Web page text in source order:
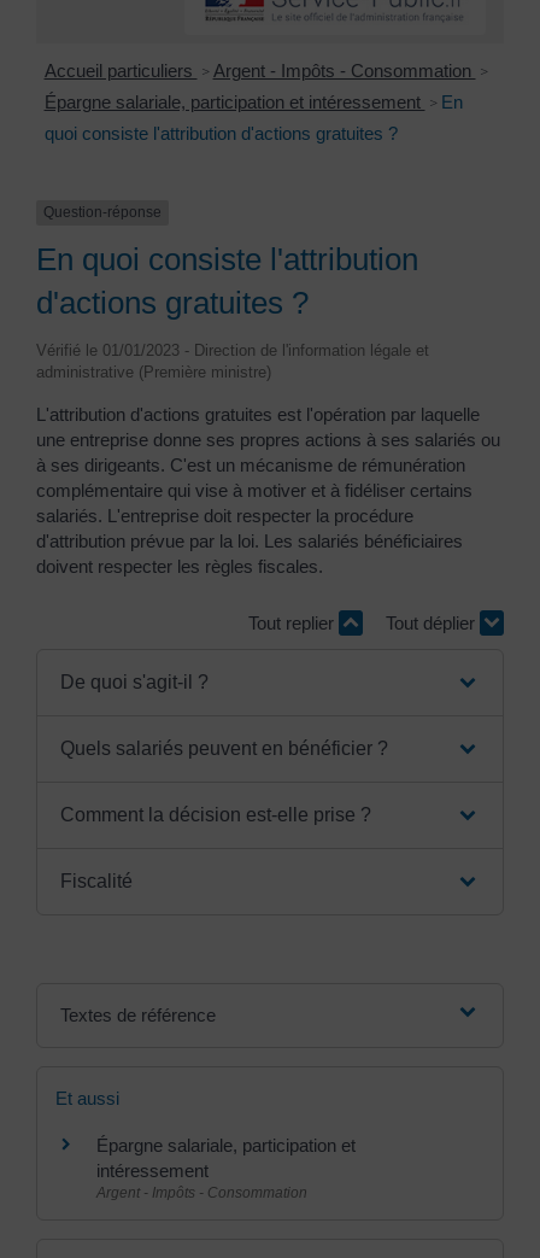
Accueil particuliers > Argent - Impôts - Consommation >
Épargne salariale, participation et intéressement > En
quoi consiste l'attribution d'actions gratuites ?
Question-réponse
En quoi consiste l'attribution
d'actions gratuites ?
Vérifié le 01/01/2023 - Direction de l'information légale et
administrative (Première ministre)
L'attribution d'actions gratuites est l'opération par laquelle
une entreprise donne ses propres actions à ses salariés ou
à ses dirigeants. C'est un mécanisme de rémunération
complémentaire qui vise à motiver et à fidéliser certains
salariés. L'entreprise doit respecter la procédure
d'attribution prévue par la loi. Les salariés bénéficiaires
doivent respecter les règles fiscales.
Tout replier Tout déplier
De quoi s'agit-il ?
Quels salariés peuvent en bénéficier ?
Comment la décision est-elle prise ?
Fiscalité
Textes de référence
Et aussi
Épargne salariale, participation et
intéressement
Argent - Impôts - Consommation